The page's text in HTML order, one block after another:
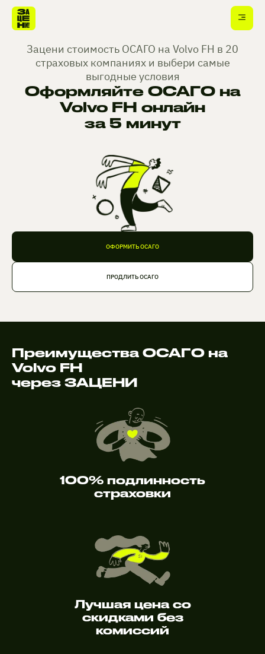
Зацени стоимость ОСАГО на Volvo FH в 20
страховых компаниях и выбери самые
выгодные условия
Оформляйте ОСАГО на
Volvo FH онлайн
за 5 минут
ОФОРМИТЬ ОСАГО
ПРОДЛИТЬ ОСАГО
Преимущества ОСАГО на
Volvo FH
через ЗАЦЕНИ
100% подлинность
страховки
Лучшая цена со
скидками без
комиссий